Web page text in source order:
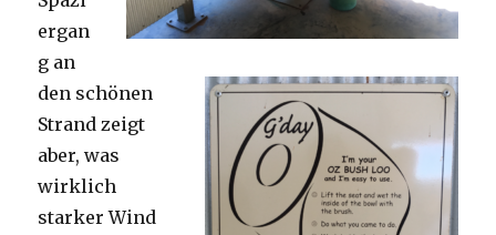
ergan
g an
den schönen
Strand zeigt
aber, was
wirklich
starker Wind